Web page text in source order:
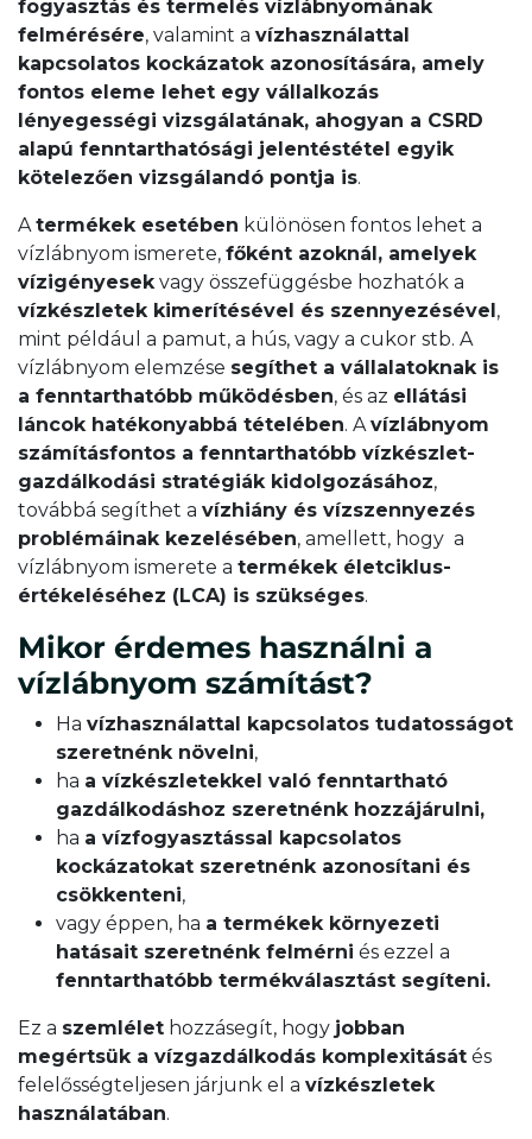
fogyasztás és termelés vízlábnyomának
felmérésére, valamint a vízhasználattal
kapcsolatos kockázatok azonosítására, amely
fontos eleme lehet egy vállalkozás
lényegességi vizsgálatának, ahogyan a CSRD
alapú fenntarthatósági jelentéstétel egyik
kötelezően vizsgálandó pontja is.
Atermékek esetében különösen fontos lehet a
vízlábnyom ismerete, főként azoknál, amelyek
vízigényesekvagy összefüggésbe hozhatók a
vízkészletek kimerítésével és szennyezésével ,
mint például a pamut, a hús, vagy a cukor stb. A
vízlábnyom elemzése segíthet a vállalatoknak is
a fenntarthatóbb működésben, és az ellátási
láncok hatékonyabbá tételében. Avízlábnyom
számításfontos a fenntarthatóbb vízkészlet-
gazdálkodási stratégiák kidolgozásához,
továbbá segíthet a vízhiány és vízszennyezés
problémáinak kezelésében, amellett, hogy a
vízlábnyom ismerete a termékek életciklus-
értékeléséhez (LCA) is szükséges.
Mikor érdemes használni a
vízlábnyom számítást?
Ha vízhasználattal kapcsolatos tudatosságot
szeretnénk növelni,
ha a vízkészletekkel való fenntartható
gazdálkodáshoz szeretnénk hozzájárulni,
ha a vízfogyasztással kapcsolatos
kockázatokat szeretnénk azonosítani és
csökkenteni,
vagy éppen, ha a termékek környezeti
hatásait szeretnénk felmérni és ezzel a
fenntarthatóbb termékválasztást segíteni.
Ez a szemlélet hozzásegít, hogy jobban
megértsük a vízgazdálkodás komplexitását és
felelősségteljesen járjunk el a vízkészletek
használatában.